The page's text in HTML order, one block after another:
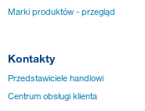
Marki produktów - przegląd
Kontakty
Przedstawiciele handlowi
Centrum obsługi klienta